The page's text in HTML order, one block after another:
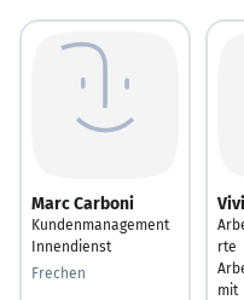
Marc Carboni
Kundenmanagement
Innendienst
Frechen
rte
mit